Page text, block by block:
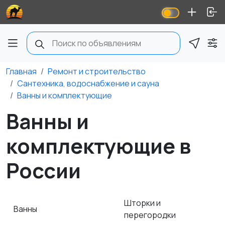
Главная
Ремонт и строительство
Сантехника, водоснабжение и сауна
Ванны и комплектующие
Ванны и
комплектующие в
России
Ванны
Шторки и
перегородки